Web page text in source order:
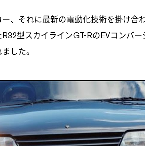
、それに最新の電動化技術を掛け合
型スカイラインGT-RのEVコンバ
した。